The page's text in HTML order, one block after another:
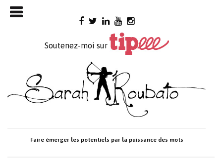
Skip
to
Soutenez-moi sur
Faire émerger les potentiels par la puissance des mots
